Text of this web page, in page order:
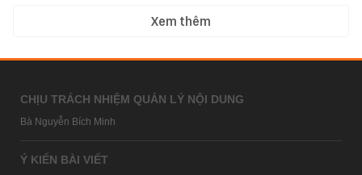
Xem thêm
CHỊU TRÁCH NHIỆM QUẢN LÝ NỘI DUNG
Bà Nguyễn Bích Minh
Ý KIẾN BÀI VIẾT